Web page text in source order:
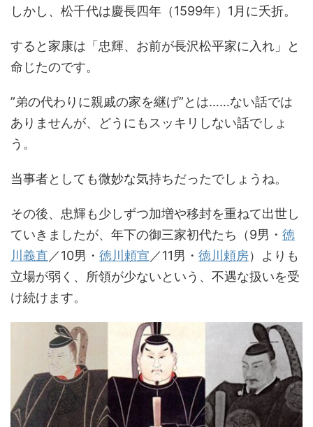
しかし、松千代は慶長四年（1599年）1月に夭折。
すると家康は「忠輝、お前が長沢松平家に入れ」と
命じたのです。
”弟の代わりに親戚の家を継げ”とは……ない話では
ありませんが、どうにもスッキリしない話でしょ
う。
当事者としても微妙な気持ちだったでしょうね。
その後、忠輝も少しずつ加増や移封を重ねて出世し
ていきましたが、年下の御三家初代たち（9男・ 徳
川義直 ／10男・ 徳川頼宣 ／11男・ 徳川頼房）よりも
立場が弱く、所領が少ないという、不遇な扱いを受
け続けます。